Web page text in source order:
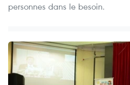
personnes dans le besoin.